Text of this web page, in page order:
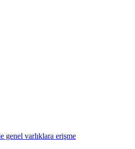
genel varlıklara erişme